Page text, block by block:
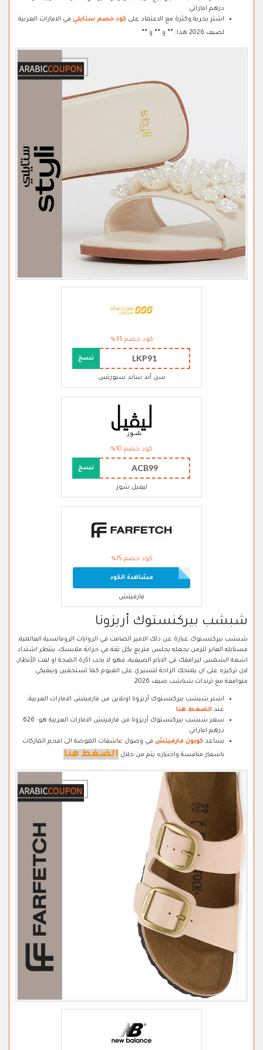
درهم اماراتي
اشترِ بحرية وكثرة مع الاعتماد على كود خصم ستايلي في الامارات العربية
لصيف 2026 هذا:
"
" و "
" و "
"
كود خصم 35%
LKP91 نسخ
سن أند ساند سبورتس
كود خصم 10%
ACB99 نسخ
ليفيل شوز
كود خصم 15%
مشاهدة الكود
فارفيتش
شبشب بيركنستوك أريزونا
شبشب بيركنستوك عبارة عن ذلك الامير الصامت في الروايات الرومانسية العالمية،
فستايله العابر للزمن يجعله يجلس متربع بكل ثقة في خزانة ملابسك، ينتظر اشتداد
اشعة الشمس ليرافقك في الايام الصيفية، فهو لا يحب اثارة الضجة او لفت الأنظار،
لان تركيزه على ان يمنحك الراحة لتسيري على الغيوم كما تستحقين ويبقيكي
متوافقة مع ترندات شباشب صيف 2026.
اشتر شبشب بيركنستوك أريزونا اونلاين من فارفيتش الامارات العربية،
عند الضغط هنا
سعر شبشب بيركنستوك أريزونا من فارفيتش الامارات العربية هو: 626
درهم اماراتي
يساعد كوبون فارفيتش في وصول عاشقات الموضة الى افخم الماركات
باسعار منافسة واختياره يتم من خلال الضغط هنا